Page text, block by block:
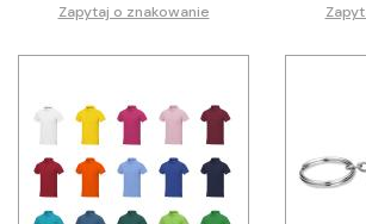
Zapytaj o znakowanie